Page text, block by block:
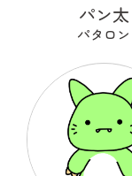
パン太
パタロン